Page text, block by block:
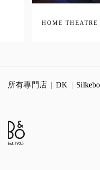
HOME THEATRE
所有專門店 DK